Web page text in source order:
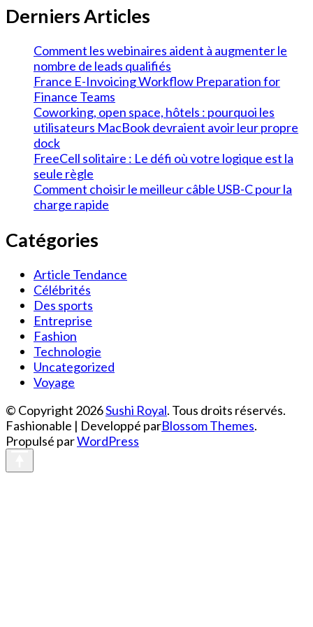
Derniers Articles
Comment les webinaires aident à augmenter le
nombre de leads qualifiés
France E-Invoicing Workflow Preparation for
Finance Teams
Coworking, open space, hôtels : pourquoi les
utilisateurs MacBook devraient avoir leur propre
dock
FreeCell solitaire : Le défi où votre logique est la
seule règle
Comment choisir le meilleur câble USB-C pour la
charge rapide
Catégories
Article Tendance
Célébrités
Des sports
Entreprise
Fashion
Technologie
Uncategorized
Voyage
© Copyright 2026Sushi Royal. Tous droits réservés.
Fashionable | Developpé parBlossom Themes.
Propulsé parWordPress